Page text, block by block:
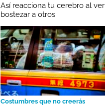
Así reacciona tu cerebro al ver
bostezar a otros
Costumbres que no creerás